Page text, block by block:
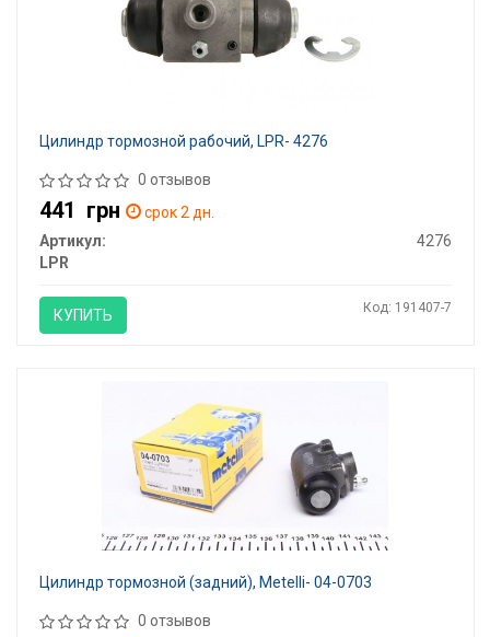
Цилиндр тормозной рабочий, LPR- 4276
0 отзывов
441 грн
срок 2 дн.
Артикул:
4276
LPR
КУПИТЬ Код: 191407-7
Цилиндр тормозной (задний), Metelli- 04-0703
0 отзывов